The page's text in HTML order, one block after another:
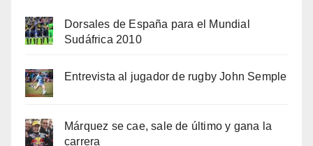
Dorsales de España para el Mundial
Sudáfrica 2010
Entrevista al jugador de rugby John Semple
Márquez se cae, sale de último y gana la
carrera